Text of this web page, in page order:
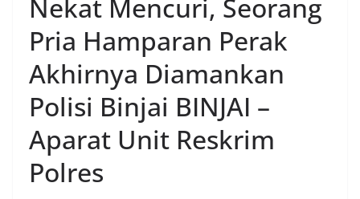
menyambut momentum HUT Kemerdekaan RI
dengan berbagai persiapan di lingkungan
masing-masing.‎Dalam dialog yang berlangsung
akrab, Bhabinkamtibmas menyapa warga,
menanyakan kondisi keamanan dan kenyamanan
lingkungan tempat tinggal, serta membuka ruang
komunikasi dua arah agar warga dapat
menyampaikan keluhan maupun informasi terkait
situasi kamtibmas di sekitar mereka.‎‎‎Salah satu
sambang ini adalah imbauan kepada warga untuk
Nekat Mencuri, Seorang
Pria Hamparan Perak
Akhirnya Diamankan
Polisi Binjai BINJAI –
Aparat Unit Reskrim
Polres